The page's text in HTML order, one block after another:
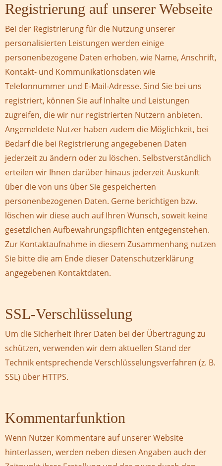
Registrierung auf unserer Webseite
Bei der Registrierung für die Nutzung unserer
personalisierten Leistungen werden einige
personenbezogene Daten erhoben, wie Name, Anschrift,
Kontakt- und Kommunikationsdaten wie
Telefonnummer und E-Mail-Adresse. Sind Sie bei uns
registriert, können Sie auf Inhalte und Leistungen
zugreifen, die wir nur registrierten Nutzern anbieten.
Angemeldete Nutzer haben zudem die Möglichkeit, bei
Bedarf die bei Registrierung angegebenen Daten
jederzeit zu ändern oder zu löschen. Selbstverständlich
erteilen wir Ihnen darüber hinaus jederzeit Auskunft
über die von uns über Sie gespeicherten
personenbezogenen Daten. Gerne berichtigen bzw.
löschen wir diese auch auf Ihren Wunsch, soweit keine
gesetzlichen Aufbewahrungspflichten entgegenstehen.
Zur Kontaktaufnahme in diesem Zusammenhang nutzen
Sie bitte die am Ende dieser Datenschutzerklärung
angegebenen Kontaktdaten.
SSL-Verschlüsselung
Um die Sicherheit Ihrer Daten bei der Übertragung zu
schützen, verwenden wir dem aktuellen Stand der
Technik entsprechende Verschlüsselungsverfahren (z. B.
SSL) über HTTPS.
Kommentarfunktion
Wenn Nutzer Kommentare auf unserer Website
hinterlassen, werden neben diesen Angaben auch der